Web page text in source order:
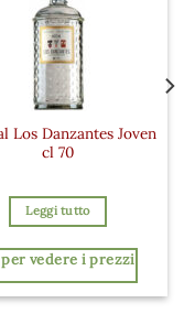
Los Danzantes Joven
cl 70
Leggi tutto
vedere i prezzi